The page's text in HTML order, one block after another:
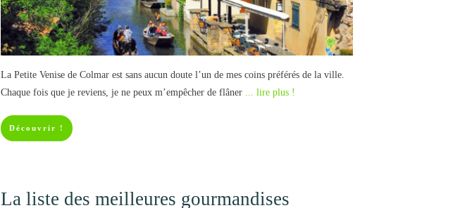
La Petite Venise de Colmar est sans aucun doute l’un de mes coins préférés de la ville.
Chaque fois que je reviens, je ne peux m’empêcher de flâner ... lire plus !
Découvrir !
La liste des meilleures gourmandises